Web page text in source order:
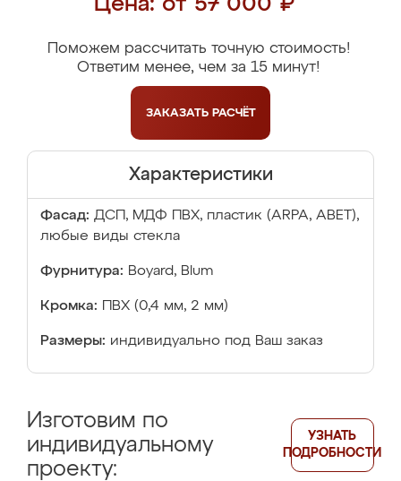
Цена: от 57 000 ₽
Поможем рассчитать точную стоимость!
Ответим менее, чем за 15 минут!
ЗАКАЗАТЬ РАСЧЁТ
Характеристики
Фасад: ДСП, МДФ ПВХ, пластик (ARPA, ABET),
любые виды стекла
Фурнитура: Boyard, Blum
Кромка: ПВХ (0,4 мм, 2 мм)
Размеры: индивидуально под Ваш заказ
Изготовим по
индивидуальному
проекту:
УЗНАТЬ
ПОДРОБНОСТИ